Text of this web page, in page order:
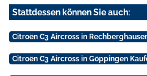
Stattdessen können Sie auch:
Citroën C3 Aircross in
Citroën C3 Aircross in Göppingen